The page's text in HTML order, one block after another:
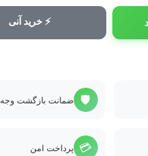
⚡ خرید آنی
🛡️ ضمانت بازگشت وجه
💳 پرداخت امن